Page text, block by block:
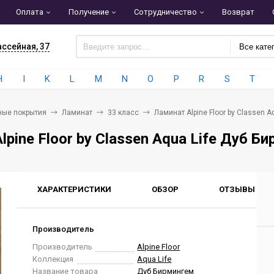
Оплата Получение Сотрудничество Возврат
37 Все
I K L M N O P R S T
покрытия Ламинат 33 класс Ламинат Alpine Floor by Classen
Floor by Classen Aqua Life Дуб
ХАРАКТЕРИСТИКИ ОБЗОР ОТЗЫВЫ
Производитель
Производитель
Alpine Floor
Коллекция
Aqua Life
Название товара
Дуб Бирмингем